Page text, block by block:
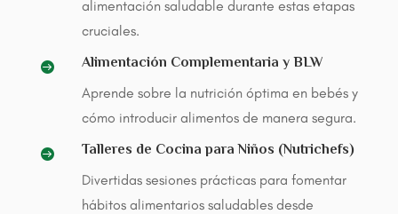
alimentación saludable durante estas etapas
cruciales.
 Alimentación Complementaria y BLW
Aprende sobre la nutrición óptima en bebés y
cómo introducir alimentos de manera segura.
 Talleres de Cocina para Niños (Nutrichefs)
Divertidas sesiones prácticas para fomentar
hábitos alimentarios saludables desde